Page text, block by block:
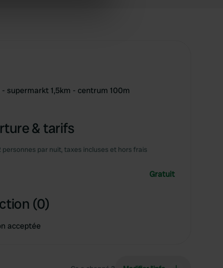
supermarkt 1,5km - centrum 100m
& tarifs
par nuit, taxes incluses et hors frais
Gratuit
(0)
acceptée